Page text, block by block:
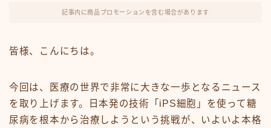
リスキング・ラーニング
記事内に商品プロモーションを含む場合があります
皆様、こんにちは。
今回は、医療の世界で非常に大きな一歩となるニュース
を取り上げます。日本発の技術「iPS細胞」を使って糖
尿病を根本から治療しようという挑戦が、いよいよ本格